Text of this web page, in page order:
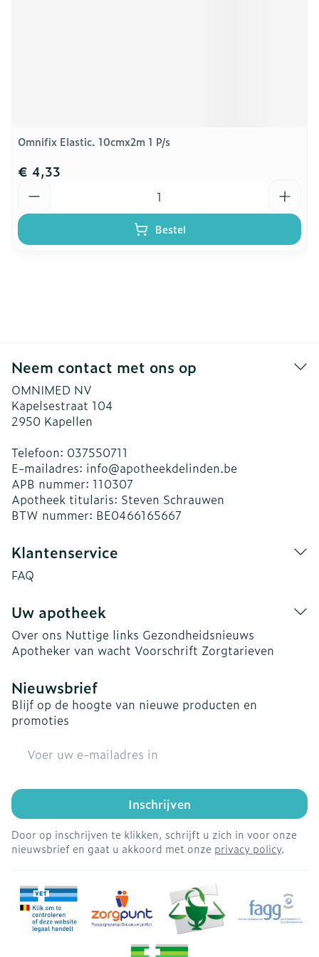
Omnifix Elastic. 10cmx2m 1 P/s
€ 4,33
Bestel
Neem contact met ons op
OMNIMED NV
Kapelsestraat 104
2950 Kapellen
Telefoon: 037550711
E-mailadres: info@apotheekdelinden.be
APB nummer: 110307
Apotheek titularis: Steven Schrauwen
BTW nummer: BE0466165667
Klantenservice
FAQ
Uw apotheek
Over ons Nuttige links Gezondheidsnieuws
Apotheker van wacht Voorschrift Zorgtarieven
Nieuwsbrief
Blijf op de hoogte van nieuwe producten en
promoties
Inschrijven
Door op inschrijven te klikken, schrijft u zich in voor onze
nieuwsbrief en gaat u akkoord met onze privacy policy.